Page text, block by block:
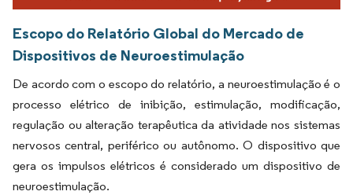
Escopo do Relatório Global do Mercado de
Dispositivos de Neuroestimulação
De acordo com o escopo do relatório, a neuroestimulação é o
processo elétrico de inibição, estimulação, modificação,
regulação ou alteração terapêutica da atividade nos sistemas
nervosos central, periférico ou autônomo. O dispositivo que
gera os impulsos elétricos é considerado um dispositivo de
neuroestimulação.